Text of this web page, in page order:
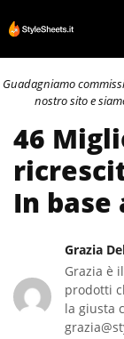
al
contenuto
Guadagniamo
nostro sito e
46
In base
Grazia
Grazia è
prodotti
la giusta